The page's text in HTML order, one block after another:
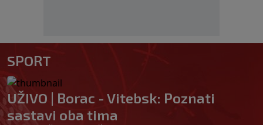
SPORT
UŽIVO | Borac - Vitebsk: Poznati
sastavi oba tima